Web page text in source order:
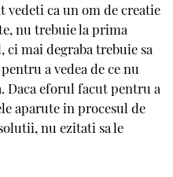
vedeti ca un om de creatie
nu trebuie la prima
mai degraba trebuie sa
a vedea de ce nu
Daca eforul facut pentru a
aparute in procesul de
nu ezitati sa le